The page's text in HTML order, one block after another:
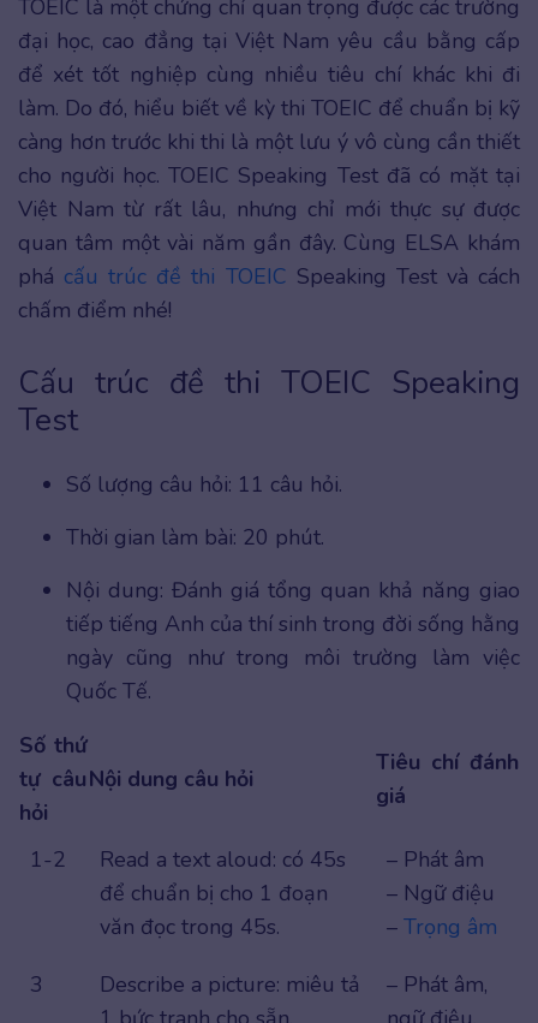
TOEIC là một chứng chỉ quan trọng được các trường
đại học, cao đẳng tại Việt Nam yêu cầu bằng cấp
để xét tốt nghiệp cùng nhiều tiêu chí khác khi đi
làm. Do đó, hiểu biết về kỳ thi TOEIC để chuẩn bị kỹ
càng hơn trước khi thi là một lưu ý vô cùng cần thiết
cho người học. TOEIC Speaking Test đã có mặt tại
Việt Nam từ rất lâu, nhưng chỉ mới thực sự được
quan tâm một vài năm gần đây. Cùng ELSA khám
phá cấu trúc đề thi TOEIC Speaking Test và cách
chấm điểm nhé!
Cấu trúc đề thi TOEIC Speaking
Test
Số lượng câu hỏi: 11 câu hỏi.
Thời gian làm bài: 20 phút.
Nội dung: Đánh giá tổng quan khả năng giao
tiếp tiếng Anh của thí sinh trong đời sống hằng
ngày cũng như trong môi trường làm việc
Quốc Tế.
Số thứ
tự câu
hỏi
Nội dung câu hỏi
Tiêu chí đánh
giá
1-2
Read a text aloud: có 45s
để chuẩn bị cho 1 đoạn
văn đọc trong 45s.
– Phát âm
– Ngữ điệu
– Trọng âm
3
Describe a picture: miêu tả
– Phát âm,